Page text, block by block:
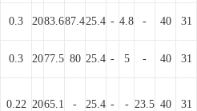
0.3 2083.687.425.4 - 4.8 - 40 31
0.3 2077.5 80 25.4 - 5 - 40 31
0.22 2065.1 - 25.4 - - 23.5 40 31